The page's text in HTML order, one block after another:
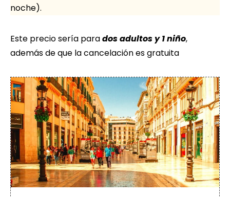
noche).
Este precio sería parados adultos y 1 niño,
además de que la cancelación es gratuita